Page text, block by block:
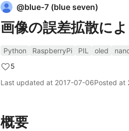
@blue-7 (blue seven)
画像の誤差拡散に
Python RaspberryPi PIL oled
5
Last updated at 2017-07-06Posted at
概要